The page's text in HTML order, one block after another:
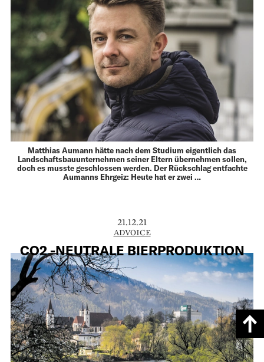
Matthias Aumann hätte nach dem Studium eigentlich das
Landschaftsbauunternehmen seiner Eltern über­­nehmen sollen,
doch es musste geschlossen werden. Der Rückschlag entfachte
Aumanns Ehrgeiz: Heute hat er zwei …
21.12.21
ADVOICE
CO2 -NEUTRALE BIERPRODUKTION